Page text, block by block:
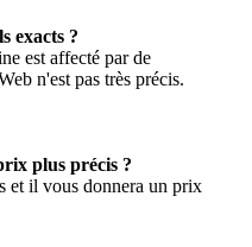
exacts ?
est affecté par de
n'est pas très précis.
plus précis ?
et il vous donnera un prix